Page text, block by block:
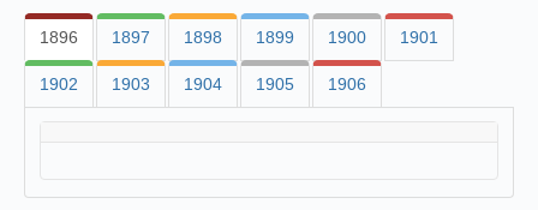
1896 1897 1898 1899 1900 1901
1902 1903 1904 1905 1906